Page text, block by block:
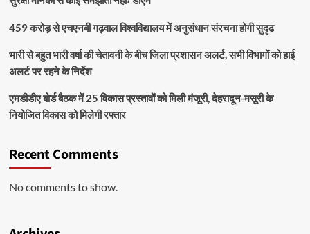
459 करोड़ से एचएनबी गढ़वाल विश्वविद्यालय में अनुसंधान संरचना होगी सुदृढ
भारी से बहुत भारी वर्षा की चेतावनी के बीच जिला प्रशासन अलर्ट, सभी विभागों को हाई
अलर्ट पर रहने के निर्देश
एमडीडीए बोर्ड बैठक में 25 विकास प्रस्तावों को मिली मंजूरी, देहरादून-मसूरी के
नियोजित विकास को मिलेगी रफ्तार
Recent Comments
No comments to show.